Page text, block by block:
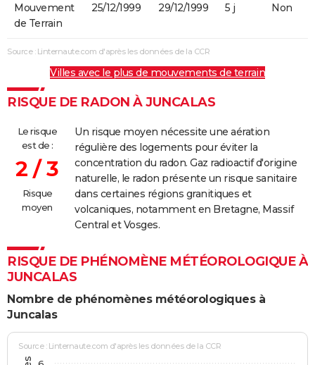
Mouvement
de Terrain
25/12/1999 29/12/1999 5 j Non
Source : Linternaute.com d'après les données de la CCR
Villes avec le plus de mouvements de terrain
RISQUE DE RADON À JUNCALAS
Le risque
est de :
2 / 3
Risque
moyen
Un risque moyen nécessite une aération
régulière des logements pour éviter la
concentration du radon. Gaz radioactif d'origine
naturelle, le radon présente un risque sanitaire
dans certaines régions granitiques et
volcaniques, notamment en Bretagne, Massif
Central et Vosges.
RISQUE DE PHÉNOMÈNE MÉTÉOROLOGIQUE À
JUNCALAS
Nombre de phénomènes météorologiques à
Juncalas
Source : Linternaute.com d'après les données de la CCR